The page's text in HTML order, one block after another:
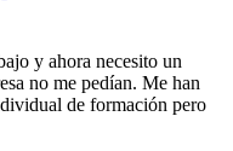
y ahora necesito un
no me pedían. Me han
de formación pero